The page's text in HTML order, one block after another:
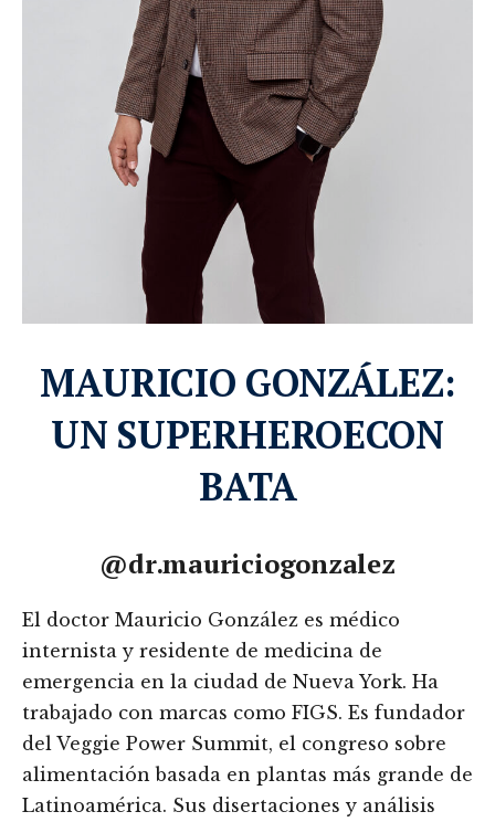
MAURICIO GONZÁLEZ:
UN SUPERHEROECON
BATA
@dr.mauriciogonzalez
El doctor Mauricio González es médico
internista y residente de medicina de
emergencia en la ciudad de Nueva York. Ha
trabajado con marcas como FIGS. Es fundador
del Veggie Power Summit, el congreso sobre
alimentación basada en plantas más grande de
Latinoamérica. Sus disertaciones y análisis